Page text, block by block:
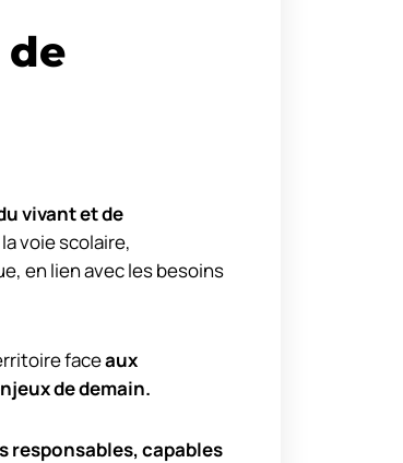
de
vivant et de
voie scolaire,
en lien avec les besoins
faceaux
de demain.
responsables, capables